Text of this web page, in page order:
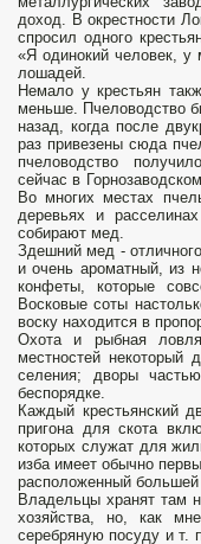
доход. В окрестности
спросил одного
«Я одинокий человек, у
лошадей.
Немало у крестьян
меньше. Пчеловодство
назад, когда после
раз привезены сюда
пчеловодство
сейчас в
Во многих местах
деревьях и
собирают мед.
Здешний мед -
и очень ароматный, из
конфеты, которые
Восковые соты
воску находится в
Охота и рыбная
местностей некоторый
селения; дворы
беспорядке.
Каждый крестьянский
пригона для скота
которых служат для
изба имеет обычно
расположенный
Владельцы хранят там
хозяйства, но, как
серебряную посуду и т.